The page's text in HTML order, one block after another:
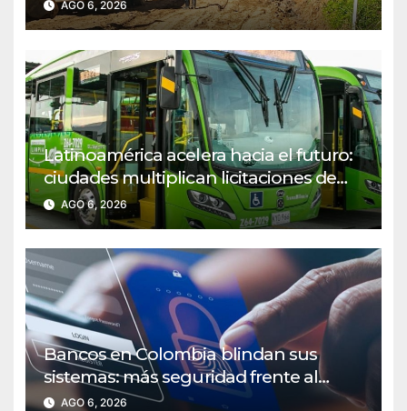
AGO 6, 2026
Latinoamérica acelera hacia el futuro:
ciudades multiplican licitaciones de
buses eléctricos
AGO 6, 2026
Bancos en Colombia blindan sus
sistemas: más seguridad frente al
fraude digital
AGO 6, 2026